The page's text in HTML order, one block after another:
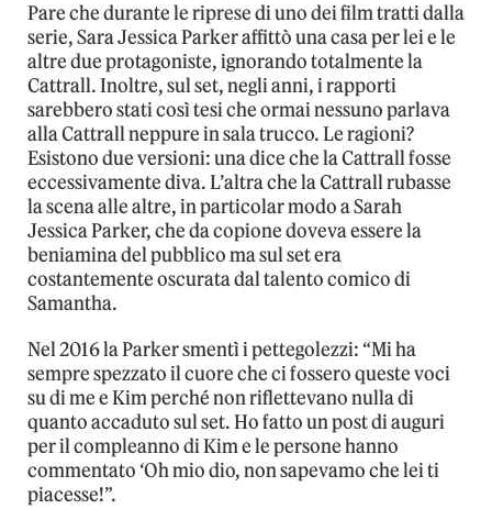
Pare che durante le riprese di uno dei film tratti dalla
serie, Sara Jessica Parker affittò una casa per lei e le
altre due protagoniste, ignorando totalmente la
Cattrall. Inoltre, sul set, negli anni, i rapporti
sarebbero stati così tesi che ormai nessuno parlava
alla Cattrall neppure in sala trucco. Le ragioni?
Esistono due versioni: una dice che la Cattrall fosse
eccessivamente diva. L’altra che la Cattrall rubasse
la scena alle altre, in particolar modo a Sarah
Jessica Parker, che da copione doveva essere la
beniamina del pubblico ma sul set era
costantemente oscurata dal talento comico di
Samantha.
Nel 2016 la Parker smentì i pettegolezzi: “Mi ha
sempre spezzato il cuore che ci fossero queste voci
su di me e Kim perché non riflettevano nulla di
quanto accaduto sul set. Ho fatto un post di auguri
per il compleanno di Kim e le persone hanno
commentato ‘Oh mio dio, non sapevamo che lei ti
piacesse!”.